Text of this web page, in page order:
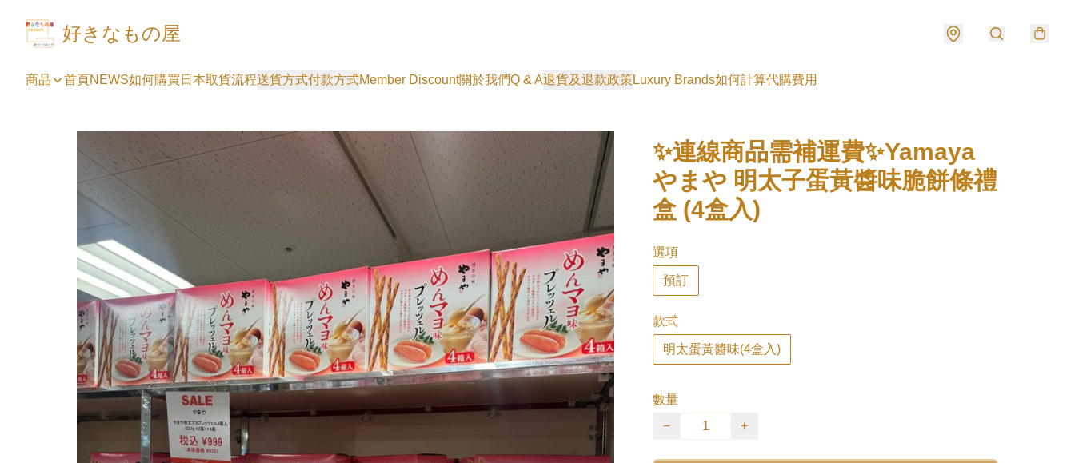
好きなもの屋
商品 首頁NEWS如何購買 日本取貨流程送貨方式付款方式Member Discount關於我們Q & A退貨及退款政策Luxury Brands如何計算代購費用
✨連線商品需補運費✨Yamaya
やまや 明太子蛋黃醬味脆餅條禮
盒 (4盒入)
選項
預訂
款式
明太蛋黃醬味(4盒入)
數量
−
+